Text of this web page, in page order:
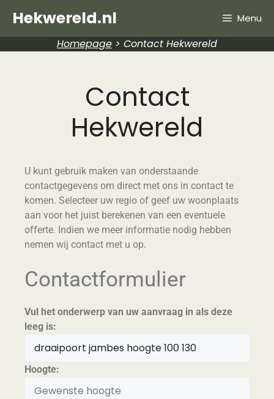
Hekwereld.nl Menu
Homepage > Contact Hekwereld
Contact
Hekwereld
U kunt gebruik maken van onderstaande
contactgegevens om direct met ons in contact te
komen. Selecteer uw regio of geef uw woonplaats
aan voor het juist berekenen van een eventuele
offerte. Indien we meer informatie nodig hebben
nemen wij contact met u op.
Contactformulier
Vul het onderwerp van uw aanvraag in als deze
leeg is:
Hoogte: